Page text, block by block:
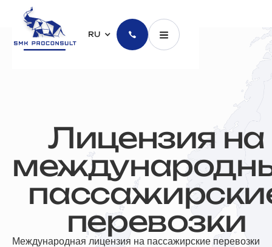
RU
Лицензия на
перевозки
Международная лицензия на пассажирские перевозки